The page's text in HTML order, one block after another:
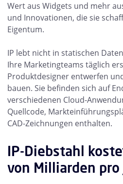
Wert aus Widgets und mehr
und Innovationen, die sie
Eigentum.
IP lebt nicht in statischen
Ihre Marketingteams täglich
Produktdesigner entwerfen
bauen. Sie befinden sich auf
verschiedenen Cloud-
Quellcode,
CAD-Zeichnungen enthalten.
IP-Diebstahl
von Milliarden pro